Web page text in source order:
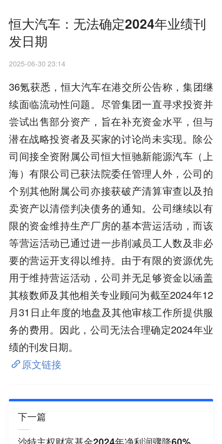
恒大汽车：无法确定2024年业绩刊
发日期
2025-06-30 23:14
36氪获悉，恒大汽车在港交所公告称，集团继
续面临流动性问题。尽管集团一直寻求投资并
尝试出售部分资产，旨在补充资金水平，但与
潜在战略投资者及买家的讨论尚未实现。除公
司间接全资附属公司恒大恒驰新能源汽车（上
海）有限公司已获法院委任管理人外，公司的
个别其他附属公司亦接获破产清算审查以及拍
卖资产以清偿判决债务的通知。公司继续以有
限的资金维持生产厂房的基本营运活动，而该
等营运活动已通过进一步削减员工人数及非必
要的营运开支得以维持。由于有限的资源优先
用于维持营运活动，公司并无足够资金以涵盖
其核数师及其他相关专业顾问为截至2024年12
月31日止年度的地盘及其他审核工作所提供服
务的费用。因此，公司无法合理确定2024年业
绩的刊发日期。
原文链接
下一篇